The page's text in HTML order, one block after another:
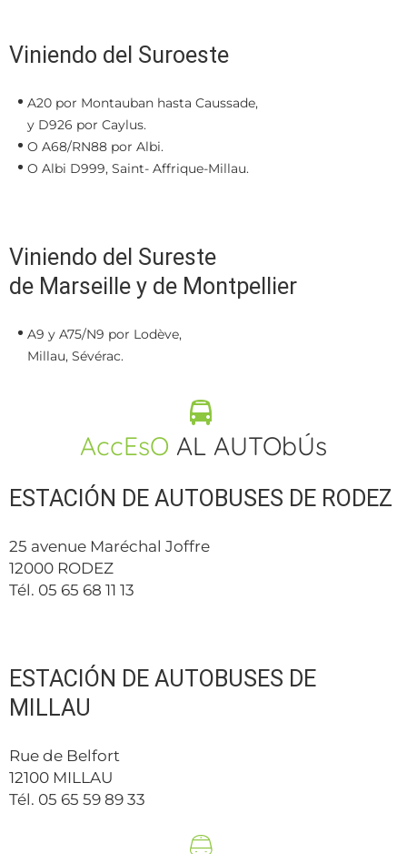
Viniendo del Suroeste
A20 por Montauban hasta Caussade,
y D926 por Caylus.
O A68/RN88 por Albi.
O Albi D999, Saint- Affrique-Millau.
Viniendo del Sureste
de Marseille y de Montpellier
A9 y A75/N9 por Lodève,
Millau, Sévérac.
AccEsO AL AUTObÚs
ESTACIÓN DE AUTOBUSES DE RODEZ
25 avenue Maréchal Joffre
12000 RODEZ
Tél. 05 65 68 11 13
ESTACIÓN DE AUTOBUSES DE
MILLAU
Rue de Belfort
12100 MILLAU
Tél. 05 65 59 89 33